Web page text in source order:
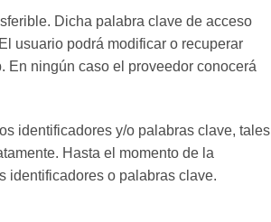
Dicha palabra clave de acceso
usuario podrá modificar o recuperar
ningún caso el proveedor conocerá
identificadores y/o palabras clave, tales
Hasta el momento de la
identificadores o palabras clave.